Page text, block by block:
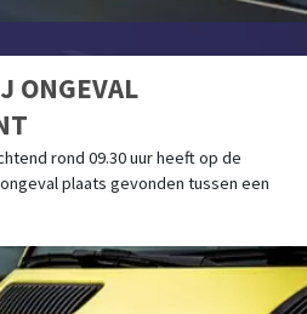
ONGEVAL
rond 09.30 uur heeft op de
plaats gevonden tussen een